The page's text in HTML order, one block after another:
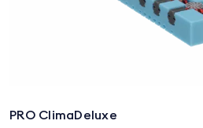
PRO ClimaDeluxe